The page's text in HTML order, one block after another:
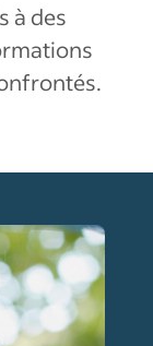
à des